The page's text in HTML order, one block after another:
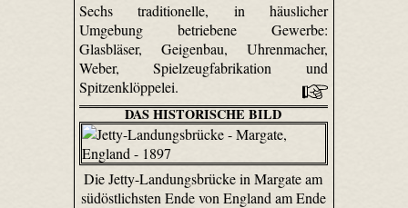
Sechs traditionelle, in häuslicher
Umgebung betriebene Gewerbe:
Glasbläser, Geigenbau, Uhren­macher,
Weber, Spiel­zeug­fabri­kation und
Spitzenklöppelei.
DAS HISTORISCHE BILD
Die Jetty-Landungsbrücke in Margate am
südöstlichsten Ende von England am Ende